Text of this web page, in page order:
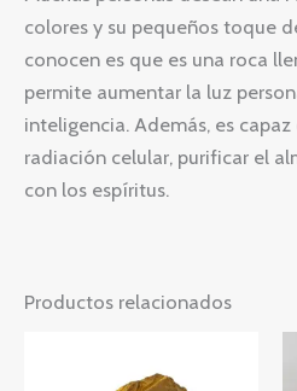
colores y su pequeños toque
conocen es que es una roca
permite aumentar la luz
inteligencia. Además, es
radiación celular, purificar el
con los espíritus.
Productos relacionados